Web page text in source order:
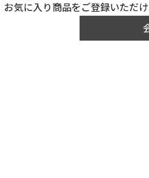
お気に入り商品をご登録いただ